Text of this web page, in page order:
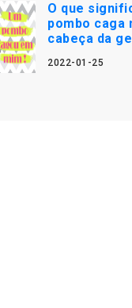
O que
pombo caga
cabeça da
2022-01-25